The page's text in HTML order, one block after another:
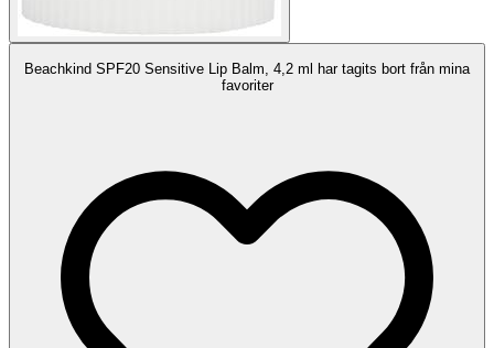
Beachkind SPF20 Sensitive Lip Balm, 4,2 ml har tagits bort från mina
favoriter